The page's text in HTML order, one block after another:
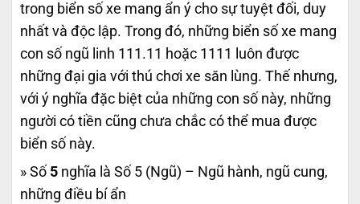
trong biển số xe mang ẩn ý cho sự tuyệt đối, duy
nhất và độc lập. Trong đó, những biển số xe mang
con số ngũ linh 111.11 hoặc 1111 luôn được
những đại gia với thú chơi xe săn lùng. Thế nhưng,
với ý nghĩa đặc biệt của những con số này, những
người có tiền cũng chưa chắc có thể mua được
biển số này.
» Số 5 nghĩa là Số 5 (Ngũ) – Ngũ hành, ngũ cung,
những điều bí ẩn